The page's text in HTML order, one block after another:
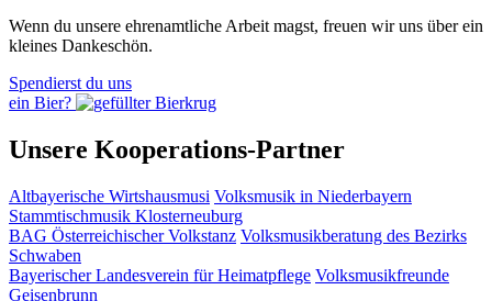
Wenn du unsere ehrenamtliche Arbeit magst, freuen wir uns über ein
kleines Dankeschön.
Spendierst du uns
ein Bier?
Unsere Kooperations-Partner
Altbayerische Wirtshausmusi Volksmusik in Niederbayern
Stammtischmusik Klosterneuburg
BAG Österreichischer Volkstanz Volksmusikberatung des Bezirks
Schwaben
Bayerischer Landesverein für Heimatpflege Volksmusikfreunde
Geisenbrunn